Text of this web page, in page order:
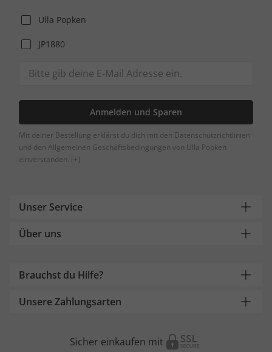
Ulla Popken
JP1880
Anmelden und Sparen
Mit deiner Bestellung erklärst du dich mit den Datenschutzrichtlinien
und den Allgemeinen Geschäftsbedingungen von Ulla Popken
einverstanden. [+]
Unser Service
Über uns
Brauchst du Hilfe?
Unsere Zahlungsarten
Sicher einkaufen mit